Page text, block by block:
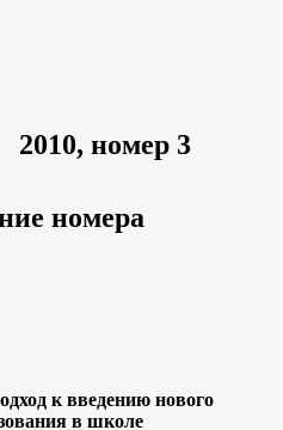
2010, номер 3
номера
к введению нового
в школе